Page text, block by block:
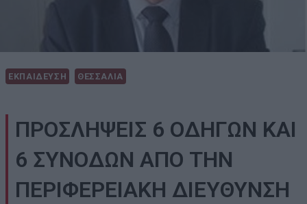
ΕΚΠΑΙΔΕΥΣΗ ΘΕΣΣΑΛΙΑ
ΠΡΟΣΛΗΨΕΙΣ 6 ΟΔΗΓΩΝ ΚΑΙ
6 ΣΥΝΟΔΩΝ ΑΠΟ ΤΗΝ
ΠΕΡΙΦΕΡΕΙΑΚΗ ΔΙΕΥΘΥΝΣΗ